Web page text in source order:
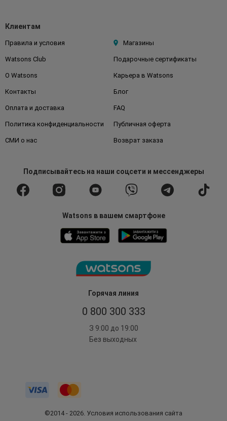
Горячая линия
0 800 300 333
З 9:00 до 19:00
Без выходных
Клиентам
Правила и условия Магазины
Watsons Club Подарочные сертификаты
О Watsons Карьера в Watsons
Контакты Блог
Оплата и доставка FAQ
Политика конфиденциальности Публичная оферта
СМИ о нас Возврат заказа
Подписывайтесьна наши соцсети и мессенджеры
Watsons в вашем смартфоне
©2014 - 2026. Условия использования сайта